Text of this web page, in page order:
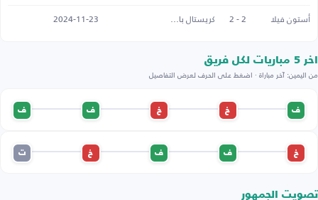
أستون فيلا
2 - 2 كريستال بالاس 2024-11-23
اخر 5 مباريات لكل فريق
من اليمين: آخر مباراة · اضغط على الحرف لعرض التفاصيل
ف خ خ ف ف
خ ف ف خ ت
تصويت الجمهور